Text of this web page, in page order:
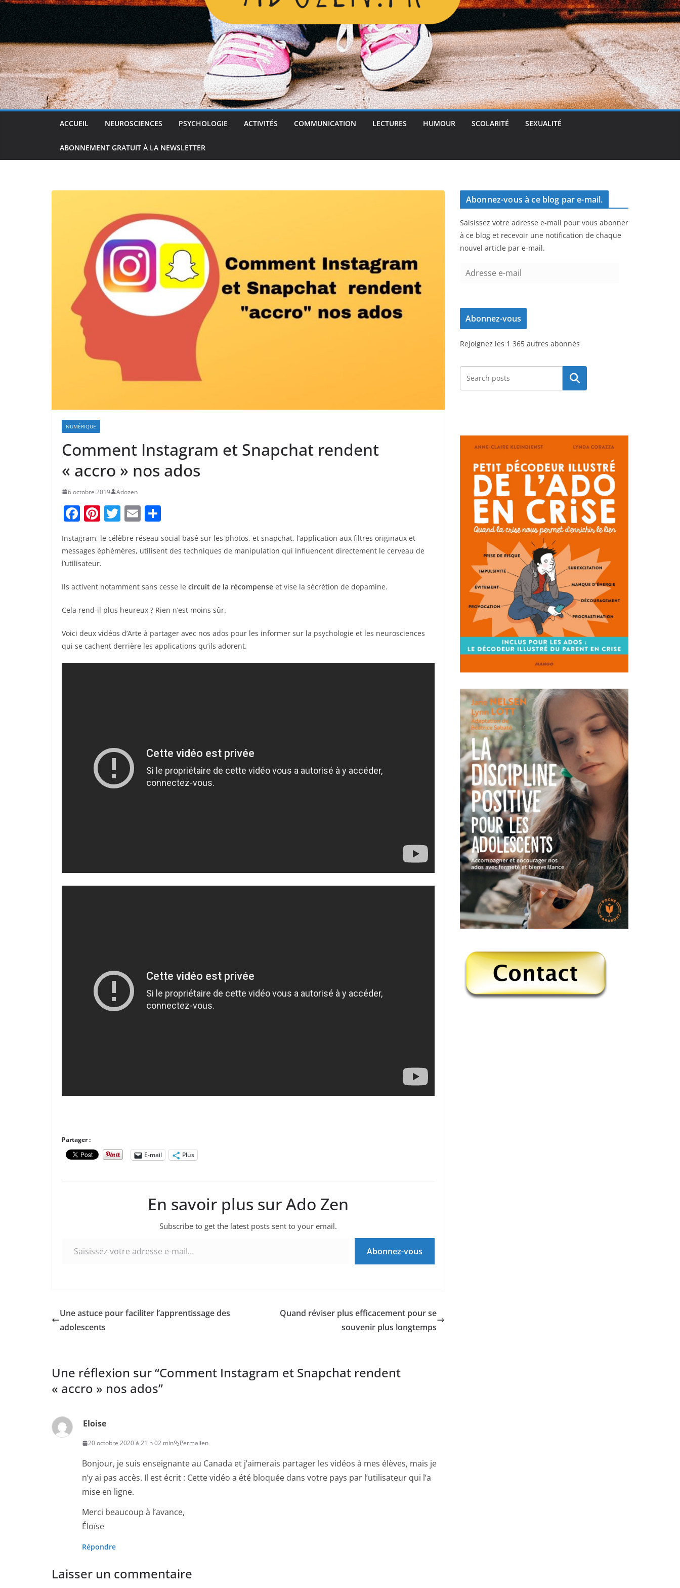
ACCUEIL NEUROSCIENCES PSYCHOLOGIE ACTIVITÉS COMMUNICATION LECTURES HUMOUR SCOLARITÉ SEXUALITÉ
ABONNEMENT GRATUIT À LA NEWSLETTER
NUMÉRIQUE
Comment Instagram et Snapchat rendent
« accro » nos ados
6 octobre 2019 Adozen
F
c
e
b
o
o
k
Pi
nt
er
e
T
w
itt
E
m
ai
ar
ta
Instagram, le célèbre réseau social basé sur les photos, et snapchat, l’application aux filtres originaux et
messages éphémères, utilisent des techniques de manipulation qui influencent directement le cerveau de
l’utilisateur.
Ils activent notamment sans cesse le circuit de la récompense et vise la sécrétion de dopamine.
Cela rend-il plus heureux ? Rien n’est moins sûr.
Voici deux vidéos d’Arte à partager avec nos ados pour les informer sur la psychologie et les neurosciences
qui se cachent derrière les applications qu’ils adorent.
Partager :
E-mail
Plus
En savoir plus sur Ado Zen
Subscribe to get the latest posts sent to your email.
Abonnez-vous
Une astuce pour faciliter l’apprentissage des
adolescents
Quand réviser plus efficacement pour se
souvenir plus longtemps
Une réflexion sur “Comment Instagram et Snapchat rendent
« accro » nos ados”
Eloise
20 octobre 2020 à 21 h 02 min Permalien
Bonjour, je suis enseignante au Canada et j’aimerais partager les vidéos à mes élèves, mais je
n’y ai pas accès. Il est écrit : Cette vidéo a été bloquée dans votre pays par l’utilisateur qui l’a
mise en ligne.
Merci beaucoup à l’avance,
Éloïse
Répondre
Laisser un commentaire
Abonnez-vous à ce blog par e-mail.
Saisissez votre adresse e-mail pour vous abonner
à ce blog et recevoir une notification de chaque
nouvel article par e-mail.
e
s
e
-
Abonnez-vous
Rejoignez les 1 365 autres abonnés
Rechercher
g
e
r